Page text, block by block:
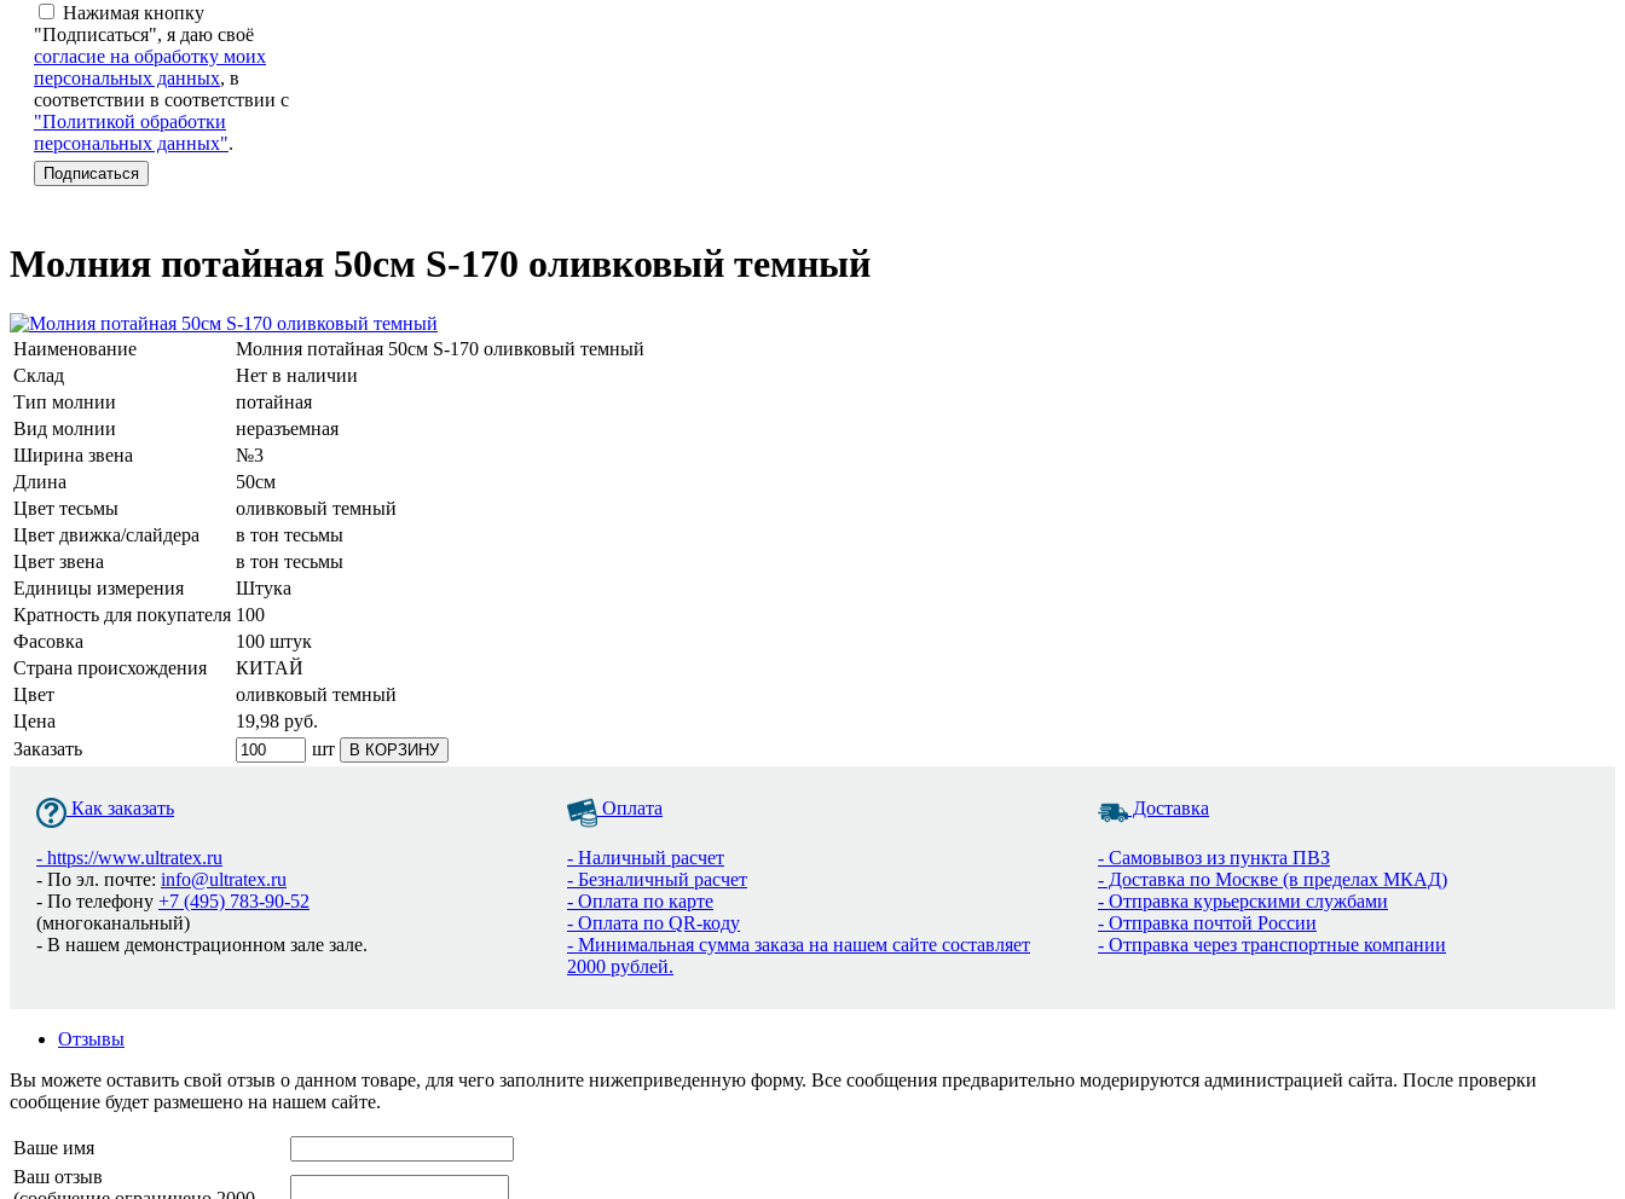
Нажимая кнопку
"Подписаться", я даю своё
согласие на обработку моих
персональных данных, в
соответствии в соответствии с
"Политикой обработки
персональных данных".
Молния потайная 50см S-170 оливковый темный
Наименование
Молния потайная 50см S-170 оливковый темный
Склад
Нет в наличии
Тип молнии
потайная
Вид молнии
неразъемная
Ширина звена
№3
Длина
50см
Цвет тесьмы
оливковый темный
Цвет движка/слайдера
в тон тесьмы
Цвет звена
в тон тесьмы
Единицы измерения
Штука
Кратность для покупателя 100
Фасовка
100 штук
Страна происхождения
КИТАЙ
Цвет
оливковый темный
Цена
19,98 руб.
Заказать
шт В КОРЗИНУ
Как заказать
- https://www.ultratex.ru
- По эл. почте: info@ultratex.ru
- По телефону +7 (495) 783-90-52
(многоканальный)
- В нашем демонстрационном зале зале.
Оплата
- Наличный расчет
- Безналичный расчет
- Оплата по карте
- Оплата по QR-коду
- Минимальная сумма заказа на нашем сайте составляет
2000 рублей.
Доставка
- Самовывоз из пункта ПВЗ
- Доставка по Москве (в пределах МКАД)
- Отправка курьерскими службами
- Отправка почтой России
- Отправка через транспортные компании
Отзывы
Вы можете оставить свой отзыв о данном товаре, для чего заполните нижеприведенную форму. Все сообщения предварительно модерируются администрацией сайта. После проверки
сообщение будет размешено на нашем сайте.
Ваше имя
Ваш отзыв